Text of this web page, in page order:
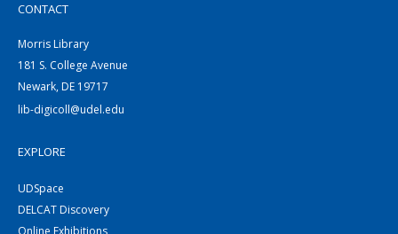
CONTACT
Morris Library
181 S. College Avenue
Newark, DE 19717
lib-digicoll@udel.edu
EXPLORE
UDSpace
DELCAT Discovery
Online Exhibitions